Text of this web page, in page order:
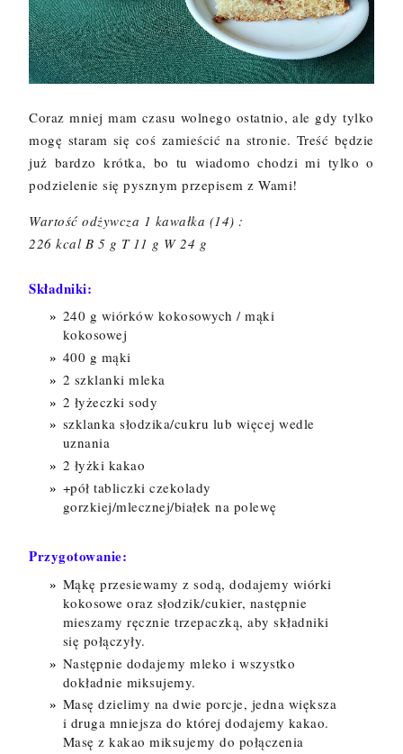
Coraz mniej mam czasu wolnego ostatnio, ale gdy tylko
mogę staram się coś zamieścić na stronie. Treść będzie
już bardzo krótka, bo tu wiadomo chodzi mi tylko o
podzielenie się pysznym przepisem z Wami!
Wartość odżywcza 1 kawałka (14) :
226 kcal B 5 g T 11 g W 24 g
Składniki:
240 g wiórków kokosowych / mąki
kokosowej
400 g mąki
2 szklanki mleka
2 łyżeczki sody
szklanka słodzika/cukru lub więcej wedle
uznania
2 łyżki kakao
+pół tabliczki czekolady
gorzkiej/mlecznej/białek na polewę
Przygotowanie:
Mąkę przesiewamy z sodą, dodajemy wiórki
kokosowe oraz słodzik/cukier, następnie
mieszamy ręcznie trzepaczką, aby składniki
się połączyły.
Następnie dodajemy mleko i wszystko
dokładnie miksujemy.
Masę dzielimy na dwie porcje, jedna większa
i druga mniejsza do której dodajemy kakao.
Masę z kakao miksujemy do połączenia